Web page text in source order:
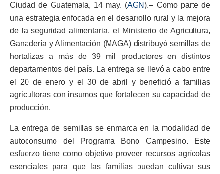
Ciudad de Guatemala, 14 may. (AGN).– Como parte de
una estrategia enfocada en el desarrollo rural y la mejora
de la seguridad alimentaria, el Ministerio de Agricultura,
Ganadería y Alimentación (MAGA) distribuyó semillas de
hortalizas a más de 39 mil productores en distintos
departamentos del país. La entrega se llevó a cabo entre
el 20 de enero y el 30 de abril y benefició a familias
agricultoras con insumos que fortalecen su capacidad de
producción.
La entrega de semillas se enmarca en la modalidad de
autoconsumo del Programa Bono Campesino. Este
esfuerzo tiene como objetivo proveer recursos agrícolas
esenciales para que las familias puedan cultivar sus